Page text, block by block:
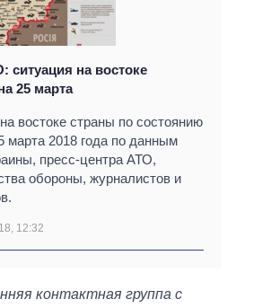
ситуация на востоке
25 марта
востоке страны по состоянию
марта 2018 года по данным
пресс-центра АТО,
обороны, журналистов и
12:32
контактная группа с